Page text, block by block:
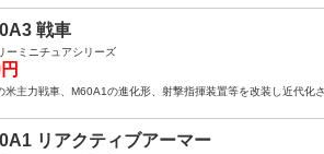
戦車
ーミニチュアシリーズ
米主力戦車、M60A1の進化形、射撃指揮装置等を改装し近代化
リアクティブアーマー